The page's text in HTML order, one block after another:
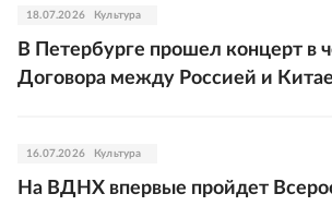
18.07.2026 Культура
В Петербурге прошел концерт в
Договора между Россией и
16.07.2026 Культура
На ВДНХ впервые пройдет